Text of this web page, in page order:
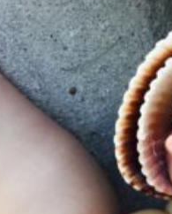
Reisen in
16.